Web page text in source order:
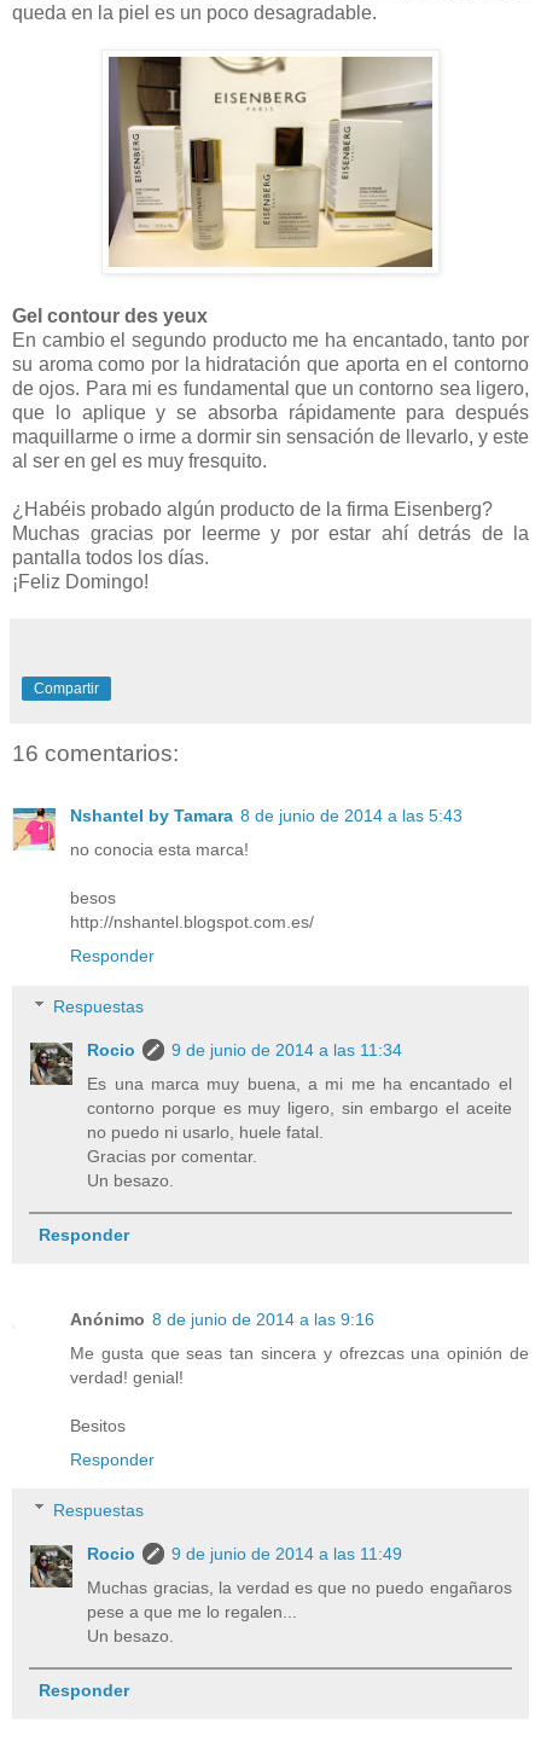
queda en la piel es un poco desagradable.
Gel contour des yeux
En cambio el segundo producto me ha encantado, tanto por
su aroma como por la hidratación que aporta en el contorno
de ojos. Para mi es fundamental que un contorno sea ligero,
que lo aplique y se absorba rápidamente para después
maquillarme o irme a dormir sin sensación de llevarlo, y este
al ser en gel es muy fresquito.
¿Habéis probado algún producto de la firma Eisenberg?
Muchas gracias por leerme y por estar ahí detrás de la
pantalla todos los días.
¡Feliz Domingo!
Compartir
16 comentarios:
Nshantel by Tamara 8 de junio de 2014 a las 5:43
no conocia esta marca!
besos
http://nshantel.blogspot.com.es/
Responder
Respuestas
Rocio
9 de junio de 2014 a las 11:34
Es una marca muy buena, a mi me ha encantado el
contorno porque es muy ligero, sin embargo el aceite
no puedo ni usarlo, huele fatal.
Gracias por comentar.
Un besazo.
Responder
Anónimo 8 de junio de 2014 a las 9:16
Me gusta que seas tan sincera y ofrezcas una opinión de
verdad! genial!
Besitos
Responder
Respuestas
Rocio
9 de junio de 2014 a las 11:49
Muchas gracias, la verdad es que no puedo engañaros
pese a que me lo regalen...
Un besazo.
Responder